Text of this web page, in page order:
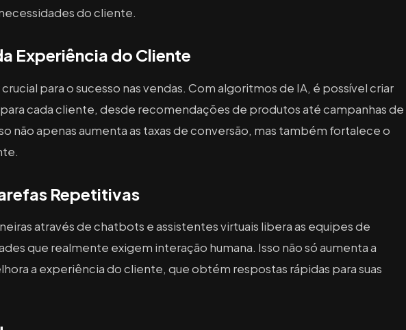
do cliente.
Experiência do Cliente
para o sucesso nas vendas. Com algoritmos de IA, é possível criar
cada cliente, desde recomendações de produtos até campanhas de
não apenas aumenta as taxas de conversão, mas também fortalece o
Repetitivas
através de chatbots e assistentes virtuais libera as equipes de
que realmente exigem interação humana. Isso não só aumenta a
a experiência do cliente, que obtém respostas rápidas para suas